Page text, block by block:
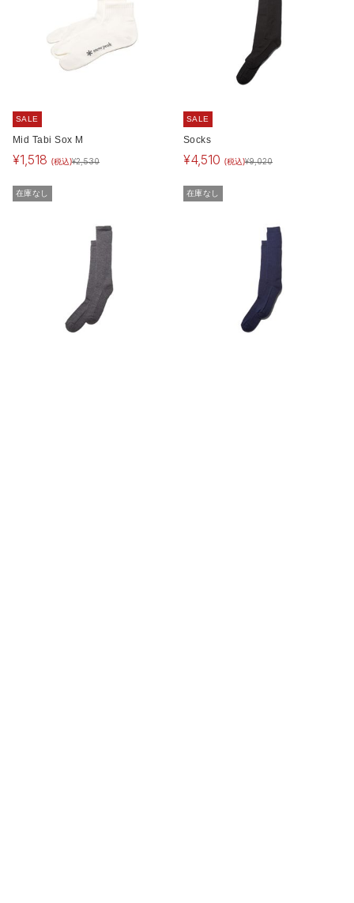
SALE
Mid Tabi Sox M
¥1,518 (税込)¥2,530
SALE
Socks
¥4,510 (税込)¥9,020
在庫なし 在庫なし